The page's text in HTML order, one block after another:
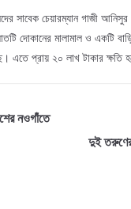
সাবেক চেয়ারম্যান গাজী
দোকানের মালামাল ও একটি
এতে প্রায় ২০ লাখ টাকার ক্ষতি
নওগাঁতে
দুই